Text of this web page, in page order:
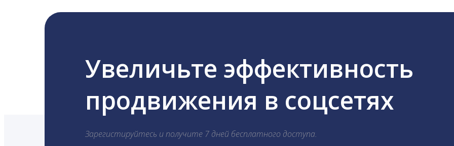
Увеличьте эффективность
продвижения в соцсетях
Зарегистируйтесь и получите 7 дней бесплатного доступа.